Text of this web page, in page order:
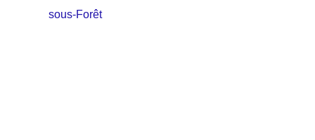
sous-Forêt